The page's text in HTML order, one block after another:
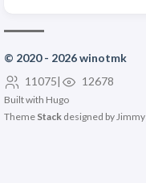
© 2020 - 2026 winotmk
11075| 12678
Built with Hugo
Theme Stack designed by Jimmy